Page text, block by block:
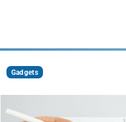
Gadgets